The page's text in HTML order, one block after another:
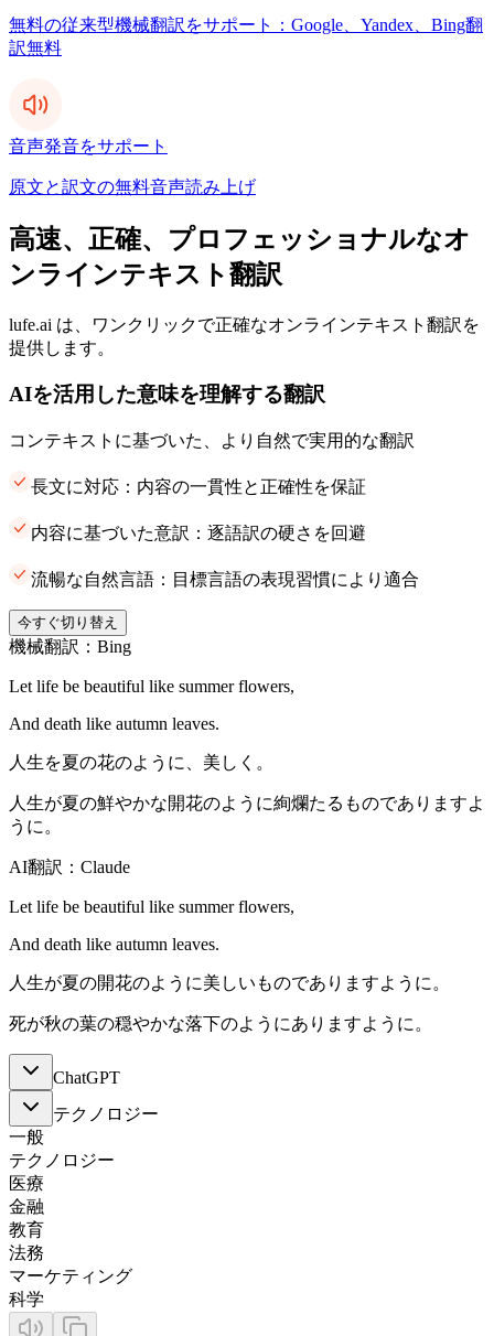
無料の従来型機械翻訳をサポート：Google、Yandex、Bing翻
訳無料
音声発音をサポート
原文と訳文の無料音声読み上げ
高速、正確、プロフェッショナルなオ
ンラインテキスト翻訳
lufe.ai は、ワンクリックで正確なオンラインテキスト翻訳を
提供します。
AIを活用した意味を理解する翻訳
コンテキストに基づいた、より自然で実用的な翻訳
長文に対応：内容の一貫性と正確性を保証
内容に基づいた意訳：逐語訳の硬さを回避
流暢な自然言語：目標言語の表現習慣により適合
今すぐ切り替え
機械翻訳：Bing
Let life be beautiful like summer flowers,
And death like autumn leaves.
人生を夏の花のように、美しく。
人生が夏の鮮やかな開花のように絢爛たるものでありますよ
うに。
AI翻訳：Claude
Let life be beautiful like summer flowers,
And death like autumn leaves.
人生が夏の開花のように美しいものでありますように。
死が秋の葉の穏やかな落下のようにありますように。
ChatGPT
テクノロジー
一般
テクノロジー
医療
金融
教育
法務
マーケティング
科学